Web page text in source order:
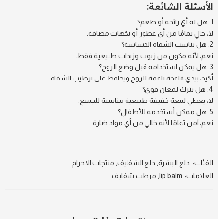
الأسئلة الشائعة:
هل له أي رائحة أو طعم؟
لا، خالٍ تمامًا من أي عطور أو نكهات مضافة.
هل يناسب الشفاه الحساسة؟
نعم، لأنه مكون من زيوت وزبدات طبيعية فقط.
هل يمكن استخدامه قبل وضع الروج؟
أكيد، بيدي قاعدة ناعمة للروج ويحافظ على ترطيب الشفاه.
هل يترك لمعان قوي؟
لا، يعطي لمعة خفيفة طبيعية مناسبة للجميع.
هل ممكن أستخدمه للأطفال؟
نعم، آمن تمامًا لأنه خالي من أي مواد ضارة.
الفئات: دلع البشرة دلع الشفايف منتجات الاحرام
العلامات: lip balm مرطب شفايف